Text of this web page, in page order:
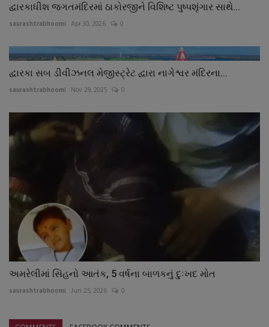
દ્વારકાધીશ જગતમંદિરમાં ઠાકોરજીને વિશિષ્ટ પુષ્પશૃંગાર સાથે...
saurashtrabhoomi Apr 30, 2026 0
દ્વારકા સબ ડીવીઝનલ મેજીસ્ટ્રેટ દ્વારા નાગેશ્વર મંદિરના...
saurashtrabhoomi Nov 29, 2025 0
અમરેલીમાં સિંહનો આતંક, 5 વર્ષના બાળકનું દુઃખદ મોત
saurashtrabhoomi Jun 25, 2026 0